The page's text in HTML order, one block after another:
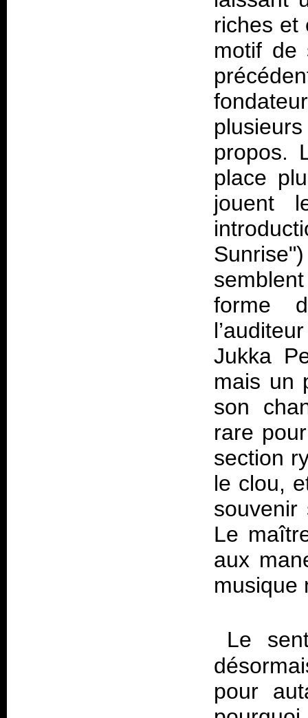
riches et
motif de
propos.
place
jouent
forme
Jukka
mais un
son
rare
section
le clou,
souvenir
Le
aux
musique
Le
pour